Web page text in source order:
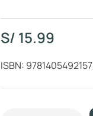
S/ 15.99
ISBN: 9781405492157